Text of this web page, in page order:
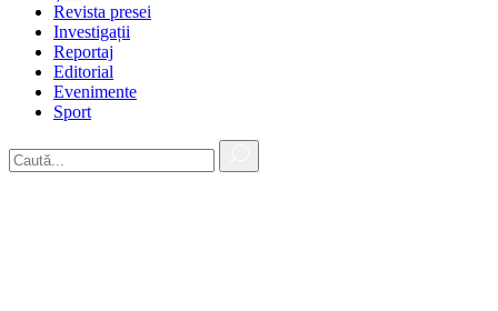
Revista presei
Investigații
Reportaj
Editorial
Evenimente
Sport